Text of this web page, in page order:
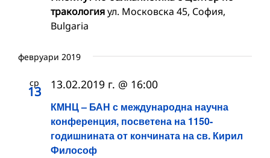
тракологияул. Московска 45, София,
Bulgaria
февруари 2019
ср
13
КМНЦ – БАН с международна научна
конференция, посветена на 1150-
годишнината от кончината на св. Кирил
Философ
13.02.2019 г. @ 16:00